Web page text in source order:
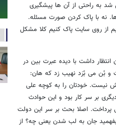
به راحتی از آن ها پیشگیری
نه با پاک کردن صورت مسئله.
از روی سایت پاک کنیم کلا مشکل
داشت با دیده عبرت بین در
و بُن می بُرَد نهیب زد که هان:
نیست. خودتان را به کوچه علی
بر سر کار بود و این حوادث
پرداخت. اصلا بحث بر سر این دولت
بفهمید جان به لب شدن یعنی چه؟ از